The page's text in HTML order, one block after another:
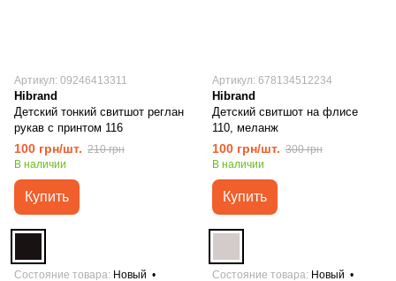
Артикул: 09246413311
Hibrand
Детский тонкий свитшот реглан
рукав с принтом 116
100 грн/шт. 210 грн
В наличии
Купить
Состояние товара Новый
Артикул: 678134512234
Hibrand
Детский свитшот на флисе
110, меланж
100 грн/шт. 300 грн
В наличии
Купить
Состояние товара Новый